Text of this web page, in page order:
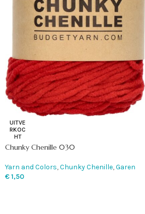
UITVE
RKOC
HT
Chunky Chenille 030
Yarn and Colors,Chunky Chenille,Garen
€1,50